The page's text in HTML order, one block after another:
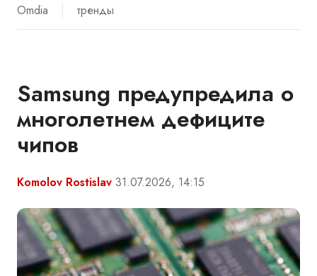
Omdia
тренды
Samsung предупредила о
многолетнем дефиците
чипов
Komolov Rostislav 31.07.2026, 14:15